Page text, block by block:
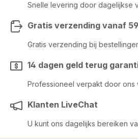
Snelle levering door dagelijkse
Gratis verzending vanaf 59
Gratis verzending bij
14 dagen geld terug
Professioneel verpakt door ons
Klanten LiveChat
U kunt ons dagelijks bereiken